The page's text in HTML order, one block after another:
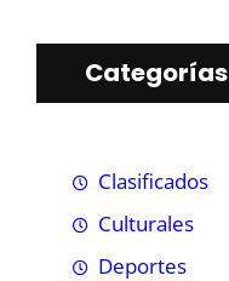
Categorías
Clasificados
Culturales
Deportes